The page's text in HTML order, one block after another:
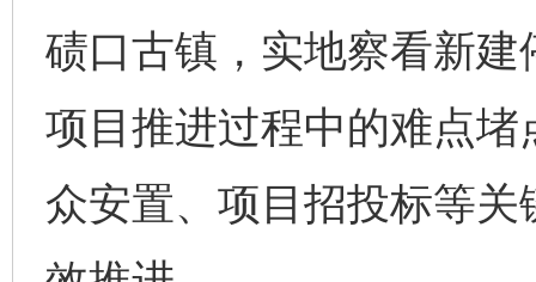
碛口古镇，实地察看新
项目推进过程中的难点
众安置、项目招投标等